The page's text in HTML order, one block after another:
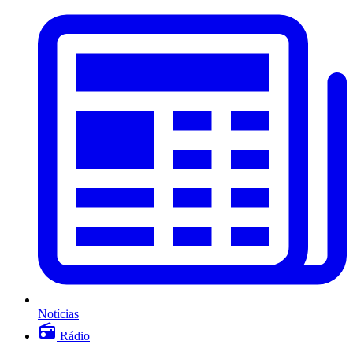
Notícias
Rádio